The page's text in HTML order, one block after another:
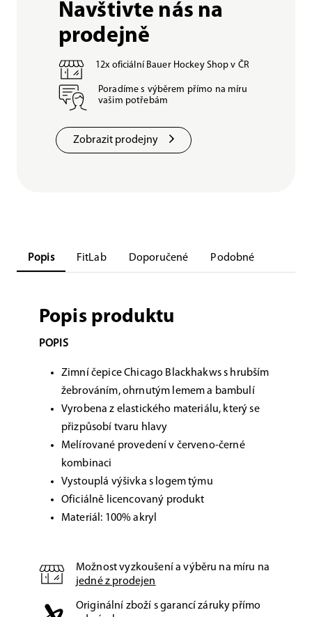
Navštivte nás na
prodejně
12x oficiální Bauer Hockey Shop v ČR
Poradíme s výběrem přímo na míru
vašim potřebám
Zobrazit prodejny
Popis FitLab Doporučené Podobné
Popis produktu
POPIS
Zimní čepice Chicago Blackhakws s hrubším
žebrováním, ohrnutým lemem a bambulí
Vyrobena z elastického materiálu, který se
přizpůsobí tvaru hlavy
Melírované provedení v červeno-černé
kombinaci
Vystouplá výšivka s logem týmu
Oficiálně licencovaný produkt
Materiál: 100% akryl
Možnost vyzkoušení a výběru na míru na
jedné z prodejen
Originální zboží s garancí záruky přímo